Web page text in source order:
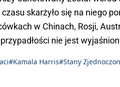
skarżyło się na niego
w Chinach, Rosji,
nie jest
#Kamala Harris#Stany